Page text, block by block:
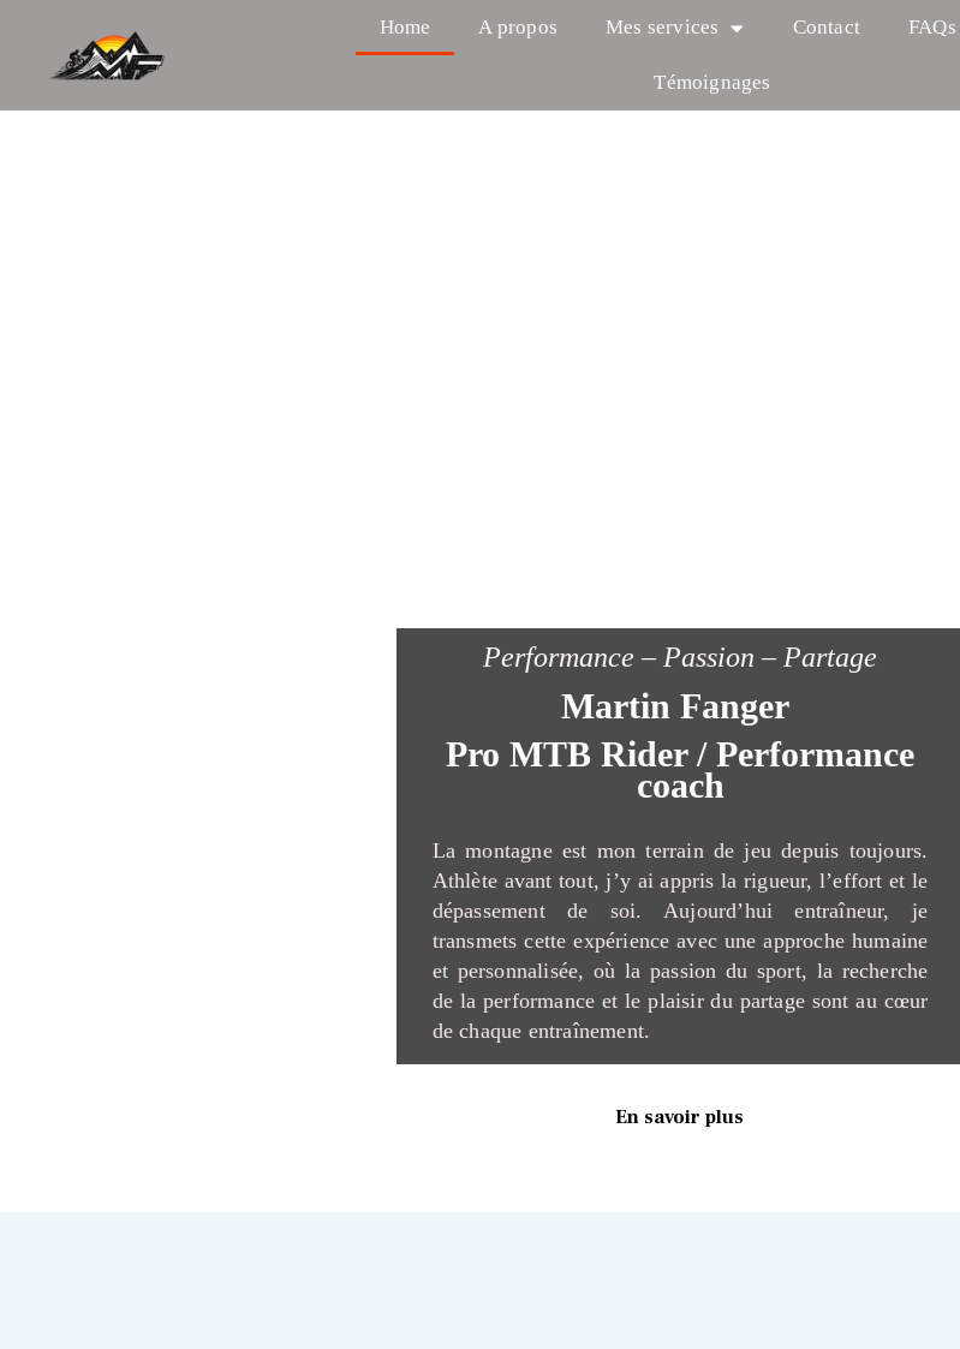
Home A propos Mes services Contact FAQs
Témoignages
Performance – Passion – Partage
Martin Fanger
Pro MTB Rider / Performance
coach
La montagne est mon terrain de jeu depuis toujours.
Athlète avant tout, j’y ai appris la rigueur, l’effort et le
dépassement de soi. Aujourd’hui entraîneur, je
transmets cette expérience avec une approche humaine
et personnalisée, où la passion du sport, la recherche
de la performance et le plaisir du partage sont au cœur
de chaque entraînement.
En savoir plus